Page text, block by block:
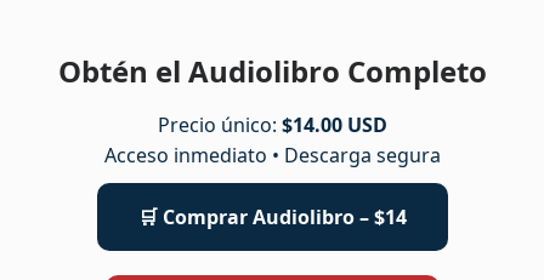
Obtén el Audiolibro Completo
Precio único: $14.00 USD
Acceso inmediato • Descarga segura
🛒 Comprar Audiolibro – $14